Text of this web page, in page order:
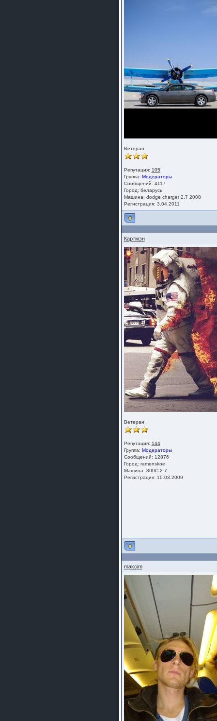
Ветеран
Репутация: 105
Группа: Модераторы
Сообщений: 4117
Город: беларусь
Машина: dodge charger 2,7 2008
Регистрация: 3.04.2011
Картмэн
Ветеран
Репутация: 144
Группа: Модераторы
Сообщений: 12876
Город: ramenskoe
Машина: 300C 2.7
Регистрация: 10.03.2009
makcim